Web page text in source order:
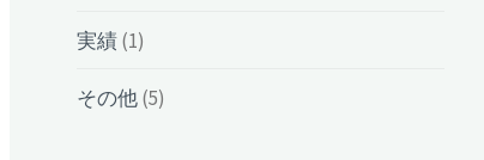
実績(1)
その他(5)